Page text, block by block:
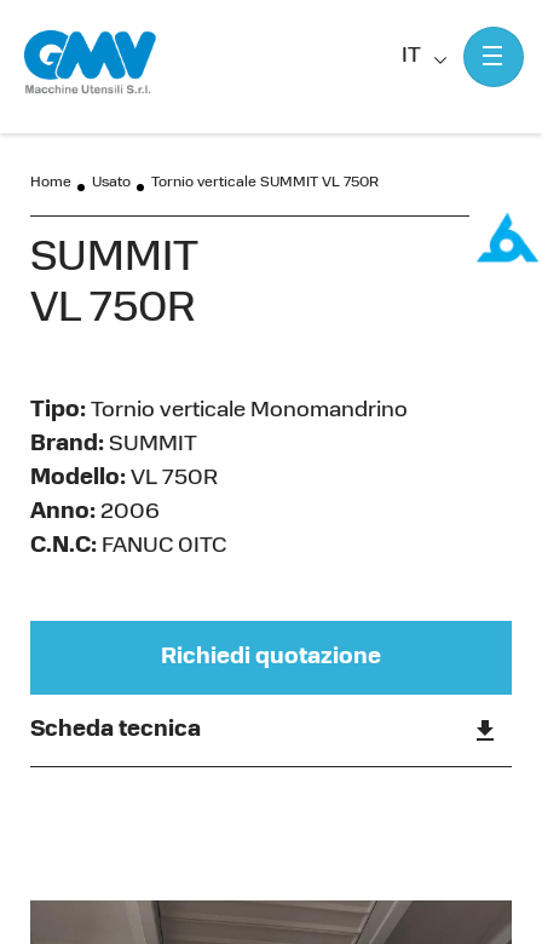
IT
Home Usato Tornio verticale SUMMIT VL 750R
SUMMIT
VL 750R
Tipo: Tornio verticale Monomandrino
Brand: SUMMIT
Modello: VL 750R
Anno: 2006
C.N.C: FANUC 0ITC
Richiedi quotazione
Scheda tecnica